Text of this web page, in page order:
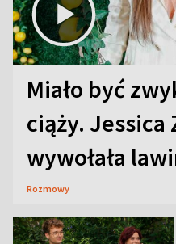
Miało być
ciąży. Jessica
wywołała
Rozmowy